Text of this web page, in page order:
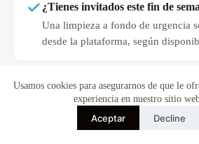
Usamos cookies para asegurarnos de que le
experiencia en nuestro sitio
Aceptar Decline
¿Tienes invitados este fin de
Una limpieza a fondo de urgencia
desde la plataforma, según
¿Prefieres productos ecológicos?
Puedes pedir que el profesional
utilice los tuyos. Lo eliges tú al